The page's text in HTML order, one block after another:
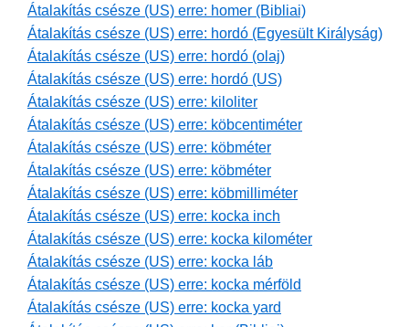
Átalakítás csésze (US) erre: homer (Bibliai)
Átalakítás csésze (US) erre: hordó (Egyesült Királyság)
Átalakítás csésze (US) erre: hordó (olaj)
Átalakítás csésze (US) erre: hordó (US)
Átalakítás csésze (US) erre: kiloliter
Átalakítás csésze (US) erre: köbcentiméter
Átalakítás csésze (US) erre: köbméter
Átalakítás csésze (US) erre: köbméter
Átalakítás csésze (US) erre: köbmilliméter
Átalakítás csésze (US) erre: kocka inch
Átalakítás csésze (US) erre: kocka kilométer
Átalakítás csésze (US) erre: kocka láb
Átalakítás csésze (US) erre: kocka mérföld
Átalakítás csésze (US) erre: kocka yard